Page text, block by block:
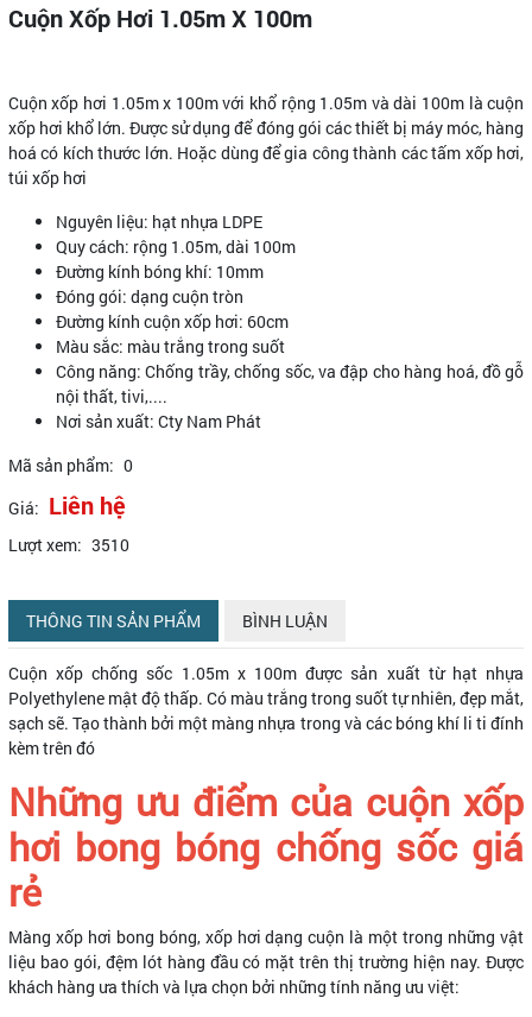
Cuộn Xốp Hơi 1.05m X 100m
Cuộn xốp hơi 1.05m x 100m với khổ rộng 1.05m và dài 100m là cuộn
xốp hơi khổ lớn. Được sử dụng để đóng gói các thiết bị máy móc, hàng
hoá có kích thước lớn. Hoặc dùng để gia công thành các tấm xốp hơi,
túi xốp hơi
Nguyên liệu: hạt nhựa LDPE
Quy cách: rộng 1.05m, dài 100m
Đường kính bóng khí: 10mm
Đóng gói: dạng cuộn tròn
Đường kính cuộn xốp hơi: 60cm
Màu sắc: màu trắng trong suốt
Công năng: Chống trầy, chống sốc, va đập cho hàng hoá, đồ gỗ
nội thất, tivi,....
Nơi sản xuất: Cty Nam Phát
Mã sản phẩm: 0
Giá: Liên hệ
Lượt xem: 3510
THÔNG TIN SẢN PHẨM BÌNH LUẬN
Cuộn xốp chống sốc 1.05m x 100m được sản xuất từ hạt nhựa
Polyethylene mật độ thấp. Có màu trắng trong suốt tự nhiên, đẹp mắt,
sạch sẽ. Tạo thành bởi một màng nhựa trong và các bóng khí li ti đính
kèm trên đó
Những ưu điểm của cuộn xốp
hơi bong bóng chống sốc giá
rẻ
Màng xốp hơi bong bóng, xốp hơi dạng cuộn là một trong những vật
liệu bao gói, đệm lót hàng đầu có mặt trên thị trường hiện nay. Được
khách hàng ưa thích và lựa chọn bởi những tính năng ưu việt: